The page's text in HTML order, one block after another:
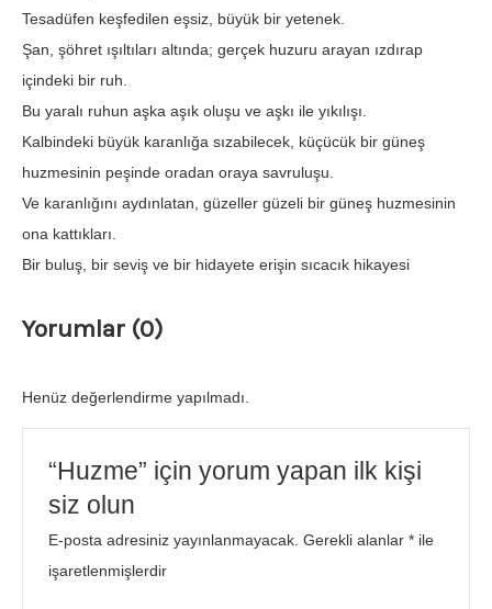
Tesadüfen keşfedilen eşsiz, büyük bir yetenek.
Şan, şöhret ışıltıları altında; gerçek huzuru arayan ızdırap
içindeki bir ruh.
Bu yaralı ruhun aşka aşık oluşu ve aşkı ile yıkılışı.
Kalbindeki büyük karanlığa sızabilecek, küçücük bir güneş
huzmesinin peşinde oradan oraya savruluşu.
Ve karanlığını aydınlatan, güzeller güzeli bir güneş huzmesinin
ona kattıkları.
Bir buluş, bir seviş ve bir hidayete erişin sıcacık hikayesi
Yorumlar (0)
Henüz değerlendirme yapılmadı.
“Huzme” için yorum yapan ilk kişi
siz olun
E-posta adresiniz yayınlanmayacak. Gerekli alanlar* ile
işaretlenmişlerdir